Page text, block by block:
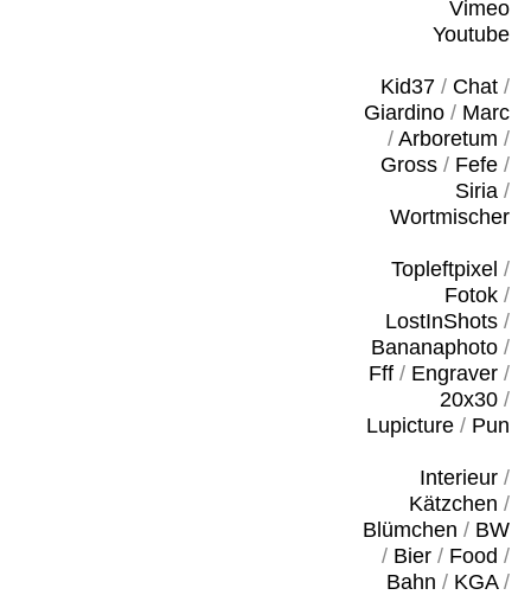
Vimeo
Youtube
Kid37/ Chat/
Giardino/ Marc
/ Arboretum /
Gross/ Fefe/
Siria/
Wortmischer
Topleftpixel /
Fotok/
LostInShots/
Bananaphoto/
Fff/ Engraver/
20x30/
Lupicture/ Pun
Interieur/
Kätzchen /
Blümchen / BW
/ Bier/ Food /
Bahn / KGA/